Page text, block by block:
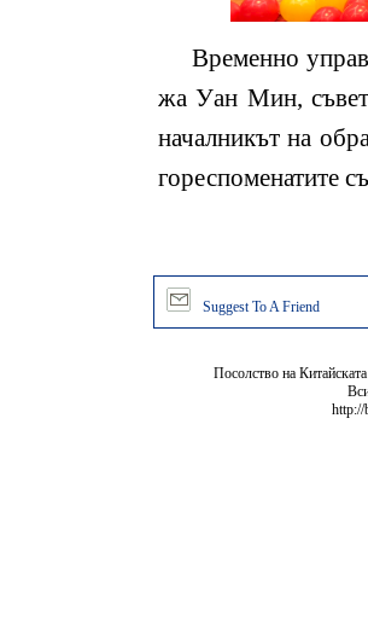
Временно
жа Уан Мин,
началникът на
гореспоменатите
Suggest To A Friend
Посолство на
http://